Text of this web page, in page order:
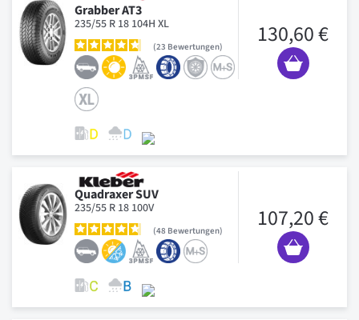
Grabber AT3
235/55 R 18 104H XL
23 Bewertungen 130,60 €
Quadraxer SUV
235/55 R 18 100V
48 Bewertungen 107,20 €